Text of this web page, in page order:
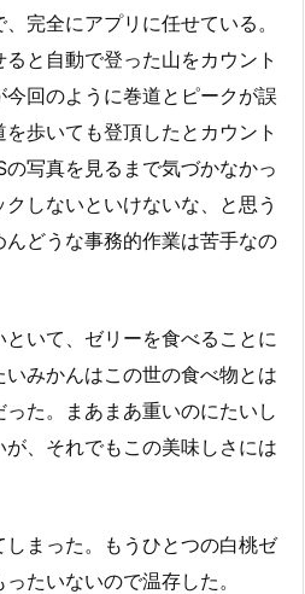
完全にアプリに任せている。
と自動で登った山をカウント
回のように巻道とピークが誤
歩いても登頂したとカウント
写真を見るまで気づかなかっ
しないといけないな、と思う
どうな事務的作業は苦手なの
いて、ゼリーを食べることに
みかんはこの世の食べ物とは
た。まあまあ重いのにたいし
、それでもこの美味しさには
まった。もうひとつの白桃ゼ
たいないので温存した。